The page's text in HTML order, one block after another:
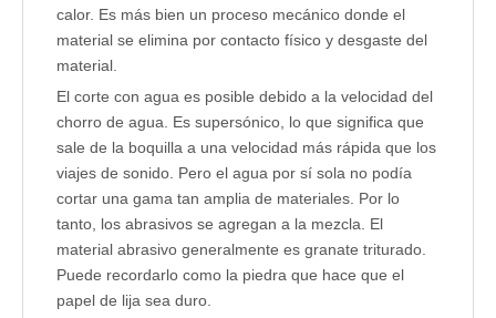
calor. Es más bien un proceso mecánico donde el
material se elimina por contacto físico y desgaste del
material.
El corte con agua es posible debido a la velocidad del
chorro de agua. Es supersónico, lo que significa que
sale de la boquilla a una velocidad más rápida que los
viajes de sonido. Pero el agua por sí sola no podía
cortar una gama tan amplia de materiales. Por lo
tanto, los abrasivos se agregan a la mezcla. El
material abrasivo generalmente es granate triturado.
Puede recordarlo como la piedra que hace que el
papel de lija sea duro.